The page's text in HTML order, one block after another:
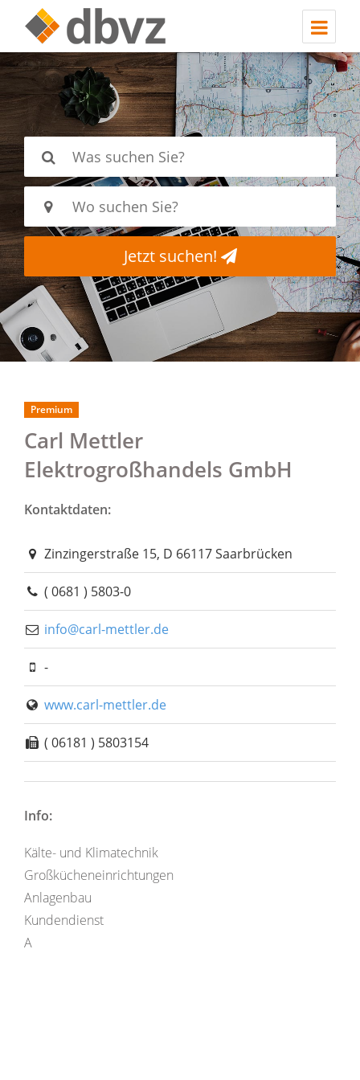
Jetzt suchen!
Carl Mettler
Elektrogroßhandels GmbH
Premium
Kontaktdaten:
Zinzingerstraße 15, D 66117 Saarbrücken
( 0681 ) 5803-0
info@carl-mettler.de
-
www.carl-mettler.de
( 06181 ) 5803154
Info:
Kälte- und Klimatechnik
Großkücheneinrichtungen
Anlagenbau
Kundendienst
A